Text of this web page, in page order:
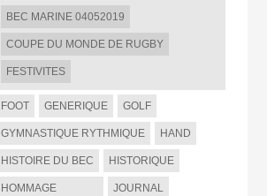
BEC MARINE 04052019
COUPE DU MONDE DE RUGBY
FESTIVITES
FOOT GENERIQUE GOLF
GYMNASTIQUE RYTHMIQUE HAND
HISTOIRE DU BEC HISTORIQUE
HOMMAGE
JOURNAL